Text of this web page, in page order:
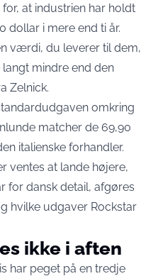
for, at industrien har holdt
dollar i mere end ti år.
værdi, du leverer til dem,
mindre end den
Zelnick.
omkring
matcher de 69,90
italienske forhandler.
ventes at lande højere,
for dansk detail, afgøres
hvilke udgaver Rockstar
ikke i aften
har peget på en tredje